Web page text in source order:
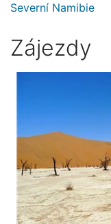
Severní Namibie
Zájezdy